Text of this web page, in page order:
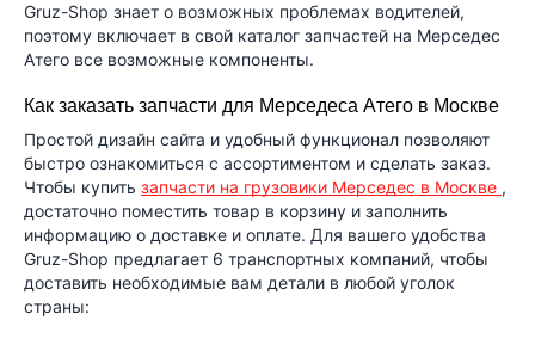
Gruz-Shop знает о возможных проблемах водителей,
поэтому включает в свой каталог запчастей на Мерседес
Атего все возможные компоненты.
Как заказать запчасти для Мерседеса Атего в Москве
Простой дизайн сайта и удобный функционал позволяют
быстро ознакомиться с ассортиментом и сделать заказ.
Чтобы купить запчасти на грузовики Мерседес в Москве ,
достаточно поместить товар в корзину и заполнить
информацию о доставке и оплате. Для вашего удобства
Gruz-Shop предлагает 6 транспортных компаний, чтобы
доставить необходимые вам детали в любой уголок
страны: